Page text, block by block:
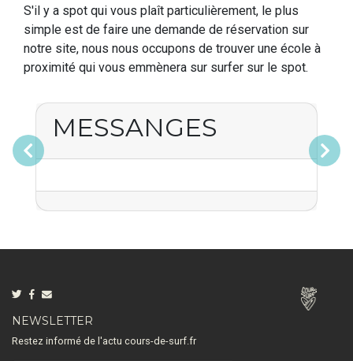
S'il y a spot qui vous plaît particulièrement, le plus
simple est de faire une demande de réservation sur
notre site, nous nous occupons de trouver une école à
proximité qui vous emmènera sur surfer sur le spot.
MESSANGES
Précédent Suivant
NEWSLETTER
Restez informé de l'actu cours-de-surf.fr